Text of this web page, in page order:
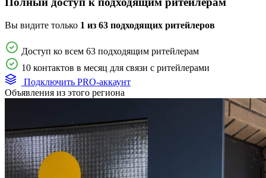
Вы видите только 1 из 63 подходящих ритейлеров
Доступ ко всем 63 подходящим ритейлерам
10 контактов в месяц для связи с ритейлерами
Подключить PRO-аккаунт
Объявления из этого региона